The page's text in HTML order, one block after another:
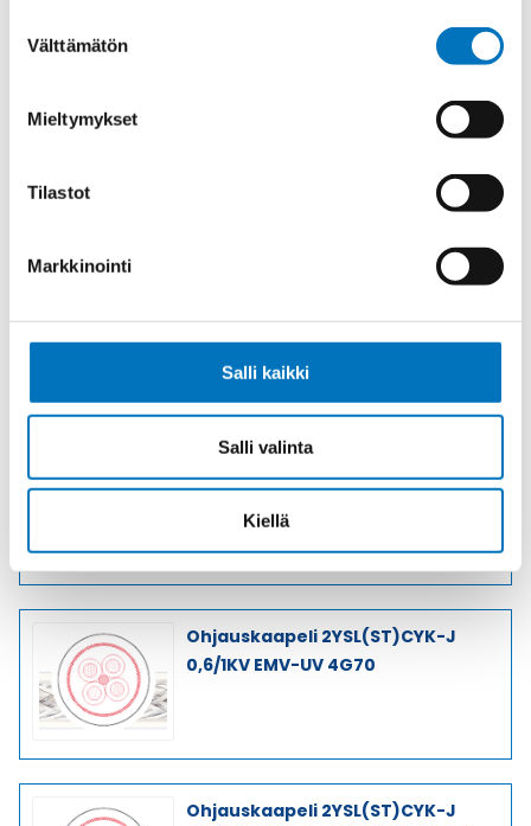
valinta
Välttämätön
Mieltymykset
Tilastot
Markkinointi
Salli kaikki
Salli valinta
Kiellä
Ohjauskaapeli 2YSL(ST)CYK-J
0,6/1 KV EMV-3+-UV 3X95+3G16
Ohjauskaapeli 2YSL(ST)CYK-J
0,6/1KV EMV-UV 4G50
0,6/1 KV EMV-3+-UV 3X120+3G16
Ohjauskaapeli 2YSL(ST)CYK-J
0,6/1KV EMV-UV 4G70
Ohjauskaapeli 2YSL(ST)CYK-J